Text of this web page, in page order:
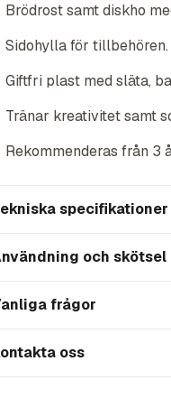
Brödrost samt diskho
Sidohylla för tillbehören.
Giftfri plast med släta,
Tränar kreativitet samt
Rekommenderas från 3
specifikationer
och skötsel
frågor
oss